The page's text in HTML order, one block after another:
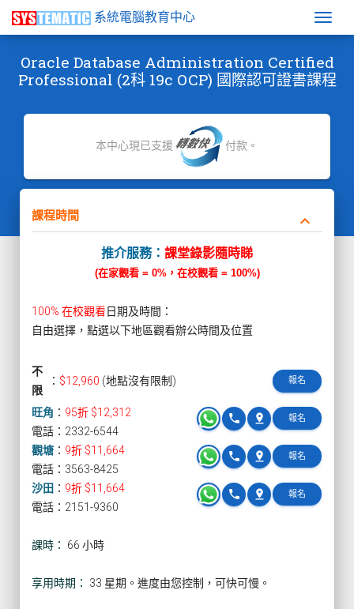
系統電腦教育中心
Oracle Database Administration Certified
Professional (2科 19c OCP) 國際認可證書課程
本中心現已支援 付款。
課程時間 keyboard_arrow_down
推介服務： 課堂錄影隨時睇
(在家觀看 = 0%，在校觀看 = 100%)
100% 在校觀看日期及時間：
自由選擇，點選以下地區觀看辦公時間及位置
不
限
： $12,960 (地點沒有限制) 報名
旺角 ： 95折 $12,312 報名
pin_drop
phone
電話：2332-6544
觀塘 ： 9折 $11,664 報名
pin_drop
phone
電話：3563-8425
沙田 ： 9折 $11,664 報名
pin_drop
phone
電話：2151-9360
課時： 66 小時
享用時期： 33 星期。進度由您控制，可快可慢。